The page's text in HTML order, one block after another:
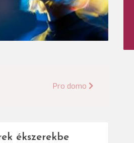
Pro domo
ékszerekbe